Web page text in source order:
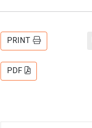
PRINT
PDF